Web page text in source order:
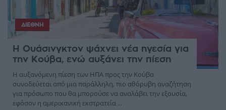
ΔΙΕΘΝΉ
Η Ουάσινγκτον ψάχνει νέα ηγεσία για
την Κούβα, ενώ αυξάνει την πίεση
Η αυξανόμενη πίεση των ΗΠΑ προς την Κούβα
συνοδεύεται από μια παράλληλη, πιο αθόρυβη αναζήτηση
για πρόσωπο που θα μπορούσε να αναλάβει την εξουσία,
εφόσον η αμερικανική εκστρατεία ...